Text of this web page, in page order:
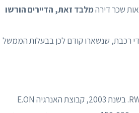
שכר דירהמלבד זאת, הדיירים הורשו
רכבת, שנשארו קודם לכן בבעלות הממשל
דויטשה אנינגטון השתלטה על כמה אחזקות קטנות יותר, למשל, מאליאנץ ו- RWE. בשנת 2003, קבוצת האנרגיה E.ON